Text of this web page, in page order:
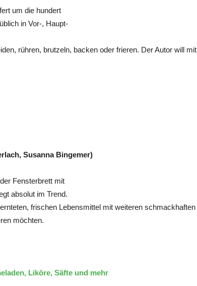
um die hundert
in Vor-, Haupt-
rühren, brutzeln, backen oder frieren. Der Autor will mit
Susanna Bingemer)
Fensterbrett mit
absolut im Trend.
frischen Lebensmittel mit weiteren schmackhaften
möchten.
Liköre, Säfte und mehr